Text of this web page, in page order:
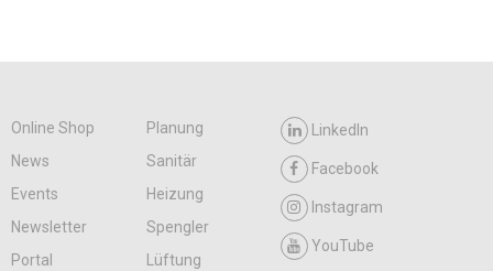
Online Shop
Planung
News
Sanitär
Events
Heizung
Newsletter
Spengler
Portal
Lüftung
LinkedIn
Facebook
Instagram
YouTube